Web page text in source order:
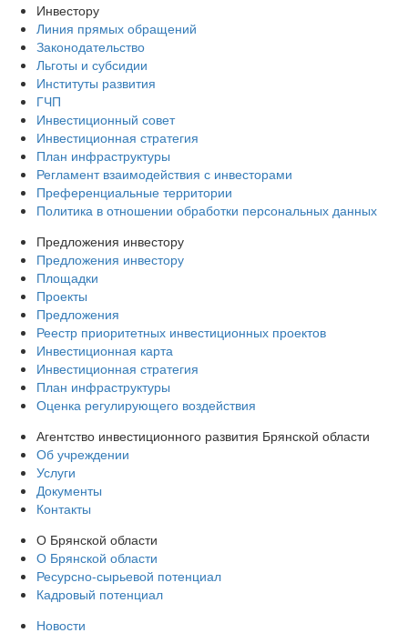
Инвестору
Линия прямых обращений
Законодательство
Льготы и субсидии
Институты развития
ГЧП
Инвестиционный совет
Инвестиционная стратегия
План инфраструктуры
Регламент взаимодействия с инвесторами
Преференциальные территории
Политика в отношении обработки персональных данных
Предложения инвестору
Предложения инвестору
Площадки
Проекты
Предложения
Реестр приоритетных инвестиционных проектов
Инвестиционная карта
Инвестиционная стратегия
План инфраструктуры
Оценка регулирующего воздействия
Агентство инвестиционного развития Брянской области
Об учреждении
Услуги
Документы
Контакты
О Брянской области
О Брянской области
Ресурсно-сырьевой потенциал
Кадровый потенциал
Новости